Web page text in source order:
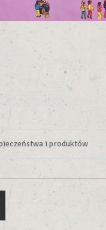
i produktów